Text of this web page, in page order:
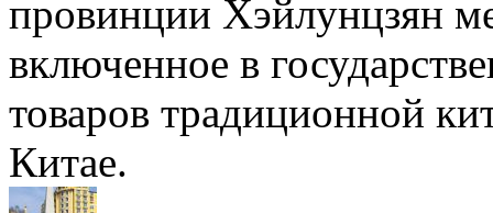
провинции Хэйлунцзян
включенное в
товаров традиционной
Китае.